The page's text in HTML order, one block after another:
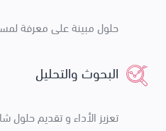
حلول مبينة على معرفة
البحوث والتحليل
تعزيز الأداء و تقديم